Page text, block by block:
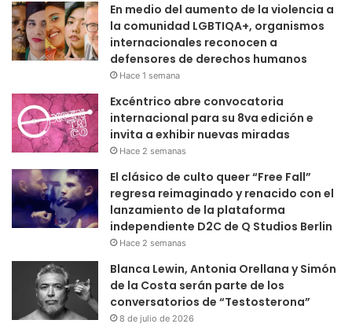
En medio del aumento de la violencia a
la comunidad LGBTIQA+, organismos
internacionales reconocen a
defensores de derechos humanos
Hace 1 semana
Excéntrico abre convocatoria
internacional para su 8va edición e
invita a exhibir nuevas miradas
Hace 2 semanas
El clásico de culto queer “Free Fall”
regresa reimaginado y renacido con el
lanzamiento de la plataforma
independiente D2C de Q Studios Berlin
Hace 2 semanas
Blanca Lewin, Antonia Orellana y Simón
de la Costa serán parte de los
conversatorios de “Testosterona”
8 de julio de 2026